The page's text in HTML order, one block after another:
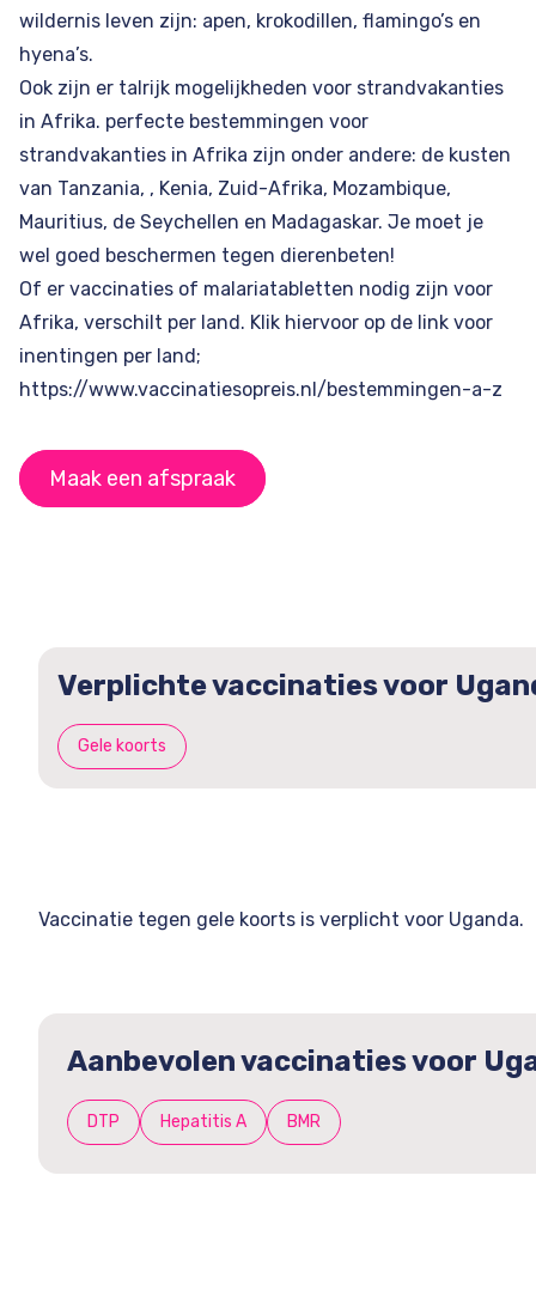
wildernis leven zijn: apen, krokodillen, flamingo’s en
hyena’s.
Ook zijn er talrijk mogelijkheden voor strandvakanties
in Afrika. perfecte bestemmingen voor
strandvakanties in Afrika zijn onder andere: de kusten
van Tanzania, , Kenia, Zuid-Afrika, Mozambique,
Mauritius, de Seychellen en Madagaskar. Je moet je
wel goed beschermen tegen dierenbeten!
Of er vaccinaties of malariatabletten nodig zijn voor
Afrika, verschilt per land. Klik hiervoor op de link voor
inentingen per land;
https://www.vaccinatiesopreis.nl/bestemmingen-a-z
Maak een afspraak
Verplichte vaccinaties voor
Gele koorts
Vaccinatie tegen gele koorts is verplicht voor Uganda.
Aanbevolen vaccinaties voor
DTP Hepatitis A BMR